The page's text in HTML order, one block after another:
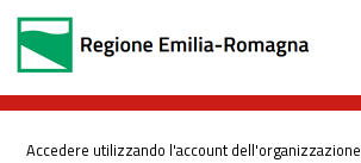
Accedere utilizzando l'account dell'organizzazione